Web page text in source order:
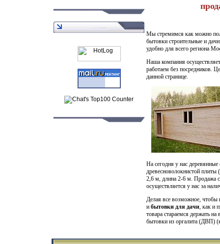
Мы стремимся как можно
бытовки строительные и
удобно для всего региона
Наша компания
работаем без посредников.
данной странице.
На сегодня у нас
древесноволокнистой
2,6 м, длина 2-6 м. Продажа
осуществляется у нас за
Делая все возможное,
и бытовки для дачи, как и
товара стараемся держать
бытовки из оргалита (ДВП)